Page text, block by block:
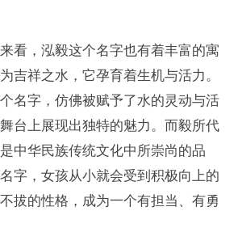
看，泓毅这个名字也有着丰富的寓
吉祥之水，它孕育着生机与活力。
名字，仿佛被赋予了水的灵动与活
台上展现出独特的魅力。而毅所代
中华民族传统文化中所崇尚的品
字，女孩从小就会受到积极向上的
拔的性格，成为一个有担当、有勇